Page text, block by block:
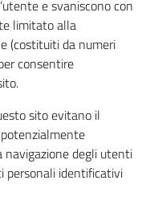
e svaniscono con
limitato alla
(costituiti da numeri
consentire
sito evitano il
navigazione degli utenti
personali identificativi